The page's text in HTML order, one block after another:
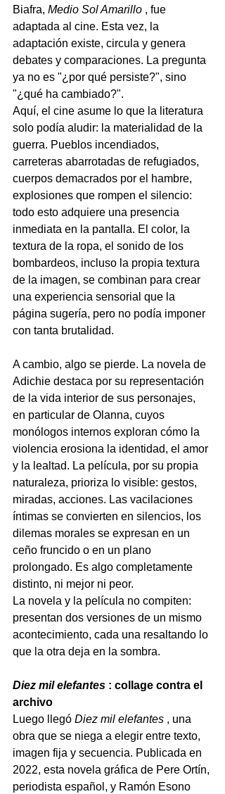
Biafra, Medio Sol Amarillo , fue
adaptada al cine. Esta vez, la
adaptación existe, circula y genera
debates y comparaciones. La pregunta
ya no es "¿por qué persiste?", sino
"¿qué ha cambiado?".
Aquí, el cine asume lo que la literatura
solo podía aludir: la materialidad de la
guerra. Pueblos incendiados,
carreteras abarrotadas de refugiados,
cuerpos demacrados por el hambre,
explosiones que rompen el silencio:
todo esto adquiere una presencia
inmediata en la pantalla. El color, la
textura de la ropa, el sonido de los
bombardeos, incluso la propia textura
de la imagen, se combinan para crear
una experiencia sensorial que la
página sugería, pero no podía imponer
con tanta brutalidad.
A cambio, algo se pierde. La novela de
Adichie destaca por su representación
de la vida interior de sus personajes,
en particular de Olanna, cuyos
monólogos internos exploran cómo la
violencia erosiona la identidad, el amor
y la lealtad. La película, por su propia
naturaleza, prioriza lo visible: gestos,
miradas, acciones. Las vacilaciones
íntimas se convierten en silencios, los
dilemas morales se expresan en un
ceño fruncido o en un plano
prolongado. Es algo completamente
distinto, ni mejor ni peor.
La novela y la película no compiten:
presentan dos versiones de un mismo
acontecimiento, cada una resaltando lo
que la otra deja en la sombra.
Diez mil elefantes : collage contra el
archivo
Luego llegó Diez mil elefantes , una
obra que se niega a elegir entre texto,
imagen fija y secuencia. Publicada en
2022, esta novela gráfica de Pere Ortín,
periodista español, y Ramón Esono